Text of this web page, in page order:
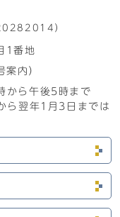
）
1番地
案内）
から午後5時まで
ら翌年1月3日までは